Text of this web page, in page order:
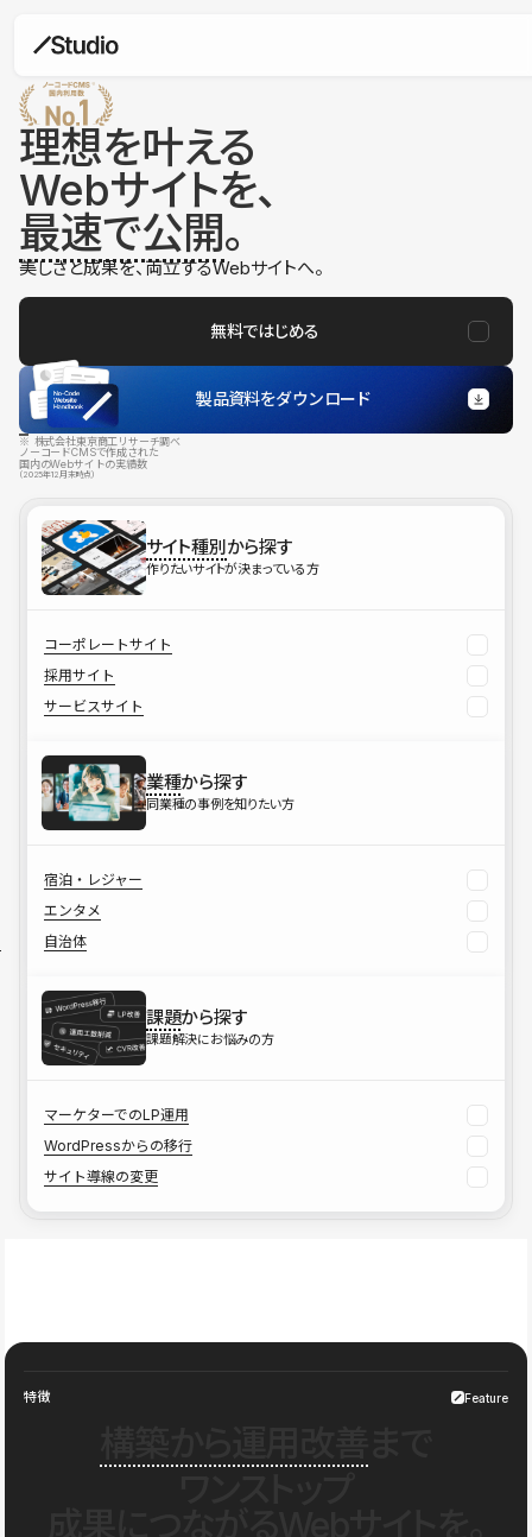
理想を叶える
Webサイトを、
最速で公開。
美しさと成果を、両立するWebサイトへ。
無料ではじめる
製品資料をダウンロード
※ 株式会社東京商工リサーチ調べ
ノーコードCMSで作成された
国内のWebサイトの実績数
（2025年12月末時点）
サイト種別から探す
作りたいサイトが決まっている方
コーポレートサイト
採用サイト
サービスサイト
業種から探す
同業種の事例を知りたい方
宿泊・レジャー
エンタメ
自治体
課題から探す
課題解決にお悩みの方
マーケターでのLP運用
WordPressからの移行
サイト導線の変更
特徴 Feature